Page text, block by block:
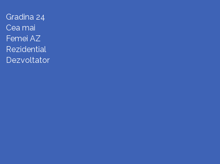
Gradina 24
Cea mai
Femei AZ
Rezidential
Dezvoltator